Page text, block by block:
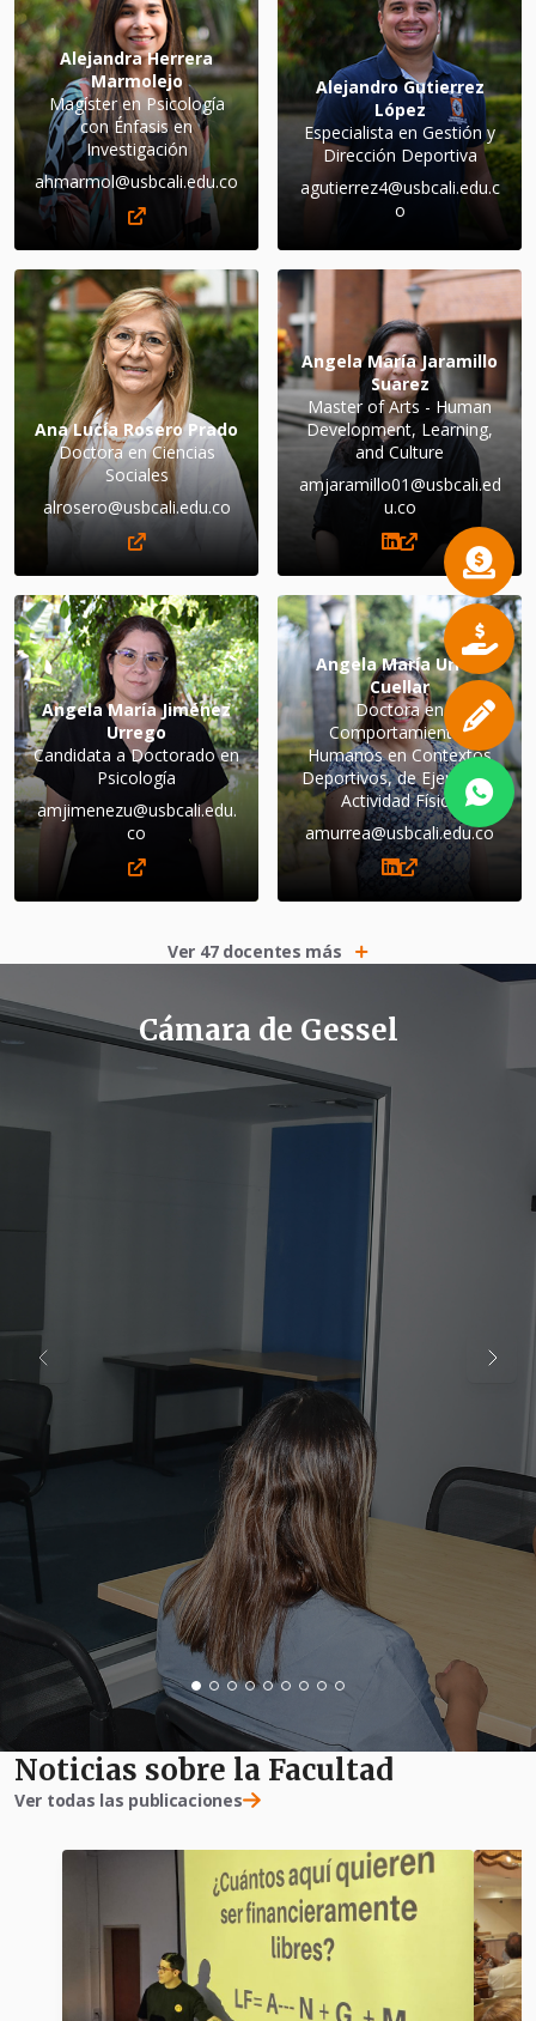
Alejandra Herrera
Marmolejo
Magíster en Psicología
con Énfasis en
Investigación
ahmarmol@usbcali.edu.co
Alejandro Gutierrez
López
Especialista en Gestión y
Dirección Deportiva
agutierrez4@usbcali.edu.c
o
Ana Lucía Rosero Prado
Doctora en Ciencias
Sociales
alrosero@usbcali.edu.co
Angela María Jaramillo
Suarez
Master of Arts - Human
Development, Learning,
and Culture
amjaramillo01@usbcali.ed
u.co
Angela María Jiménez
Urrego
Candidata a Doctorado en
Psicología
amjimenezu@usbcali.edu.
co
Angela María Urrea
Cuellar
Doctora en
Comportamientos
Humanos en Contextos
Deportivos, de Ejercicio y
Actividad Física
amurrea@usbcali.edu.co
Ver 47 docentes más
Cámara de Gessel
Noticias sobre la Facultad
Ver todas las publicaciones